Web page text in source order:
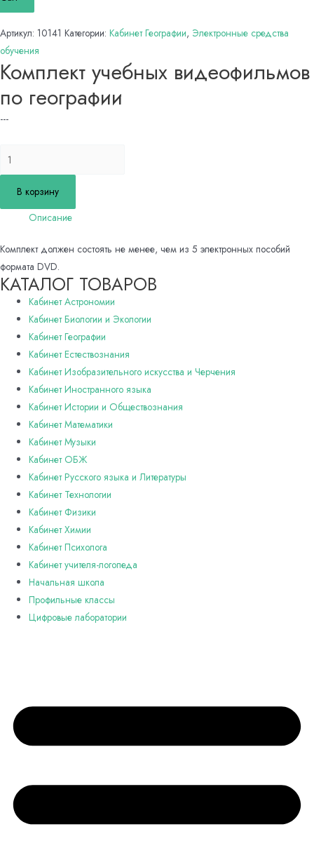
Артикул: 10141 Категории: Кабинет Географии, Электронные средства
обучения
Комплект учебных видеофильмов
по географии
---
Количество
Комплект
учебных
видеофильмов
географии
В корзину
Описание
Комплект должен состоять не менее, чем из 5 электронных пособий
формата DVD.
КАТАЛОГ ТОВАРОВ
Кабинет Астрономии
Кабинет Биологии и Экологии
Кабинет Географии
Кабинет Естествознания
Кабинет Изобразительного искусства и Черчения
Кабинет Иностранного языка
Кабинет Истории и Обществознания
Кабинет Математики
Кабинет Музыки
Кабинет ОБЖ
Кабинет Русского языка и Литературы
Кабинет Технологии
Кабинет Физики
Кабинет Химии
Кабинет Психолога
Кабинет учителя-логопеда
Начальная школа
Профильные классы
Цифровые лаборатории